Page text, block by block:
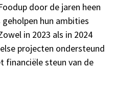
door de jaren heen
hun ambities
in 2023 als in 2024
projecten ondersteund
financiële steun van de